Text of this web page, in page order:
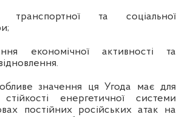
та соціальної
економічної активності та
значення ця Угода має для
енергетичної системи
постійних російських атак на